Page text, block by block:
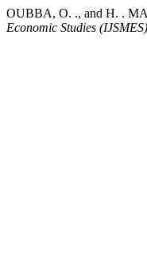
OUBBA, O. ., and H. .
Economic Studies (IJSMES)